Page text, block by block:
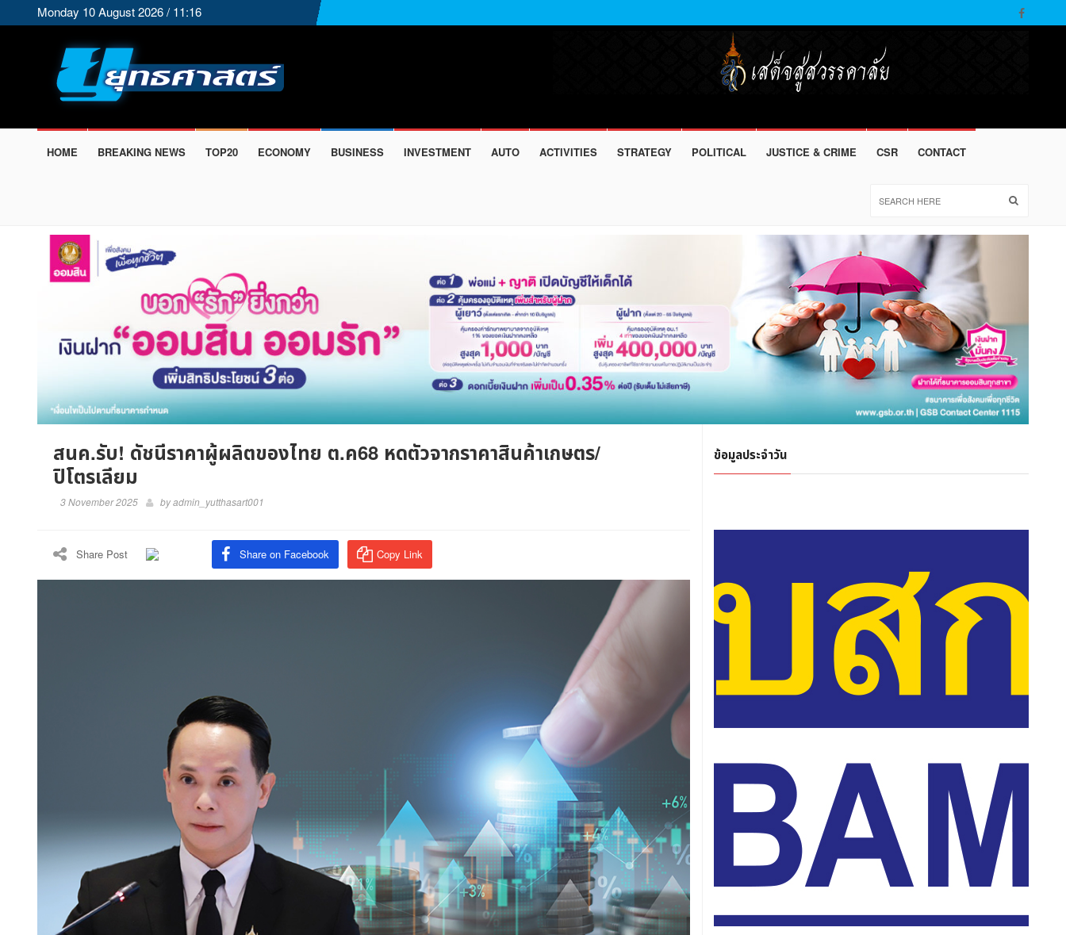
Monday 10 August 2026 / 11:16
HOME BREAKING NEWS TOP20 ECONOMY BUSINESS INVESTMENT AUTO ACTIVITIES STRATEGY POLITICAL JUSTICE & CRIME CSR CONTACT
สนค.รับ! ดัชนีราคาผู้ผลิตของไทย ต.ค68 หดตัวจากราคาสินค้าเกษตร/
ปิโตรเลียม
3 November 2025 byadmin_yutthasart001
Share Post Share on Facebook Copy Link
ข้อมูลประจำวัน